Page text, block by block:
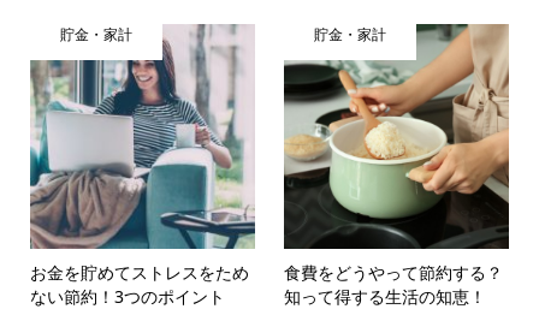
貯金・家計
お金を貯めてストレスをため
ない節約！3つのポイント
貯金・家計
食費をどうやって節約する？
知って得する生活の知恵！